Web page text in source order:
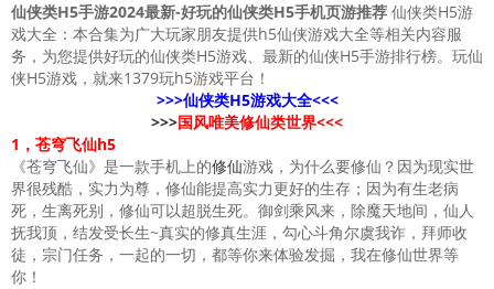
仙侠类H5手游2024最新-好玩的仙侠类H5手机页游推荐 仙侠类H5游
戏大全：本合集为广大玩家朋友提供h5仙侠游戏大全等相关内容服
务，为您提供好玩的仙侠类H5游戏、最新的仙侠H5手游排行榜。玩仙
侠H5游戏，就来1379玩h5游戏平台！
>>>仙侠类H5游戏大全<<<
>>>国风唯美修仙类世界<<<
1， 苍穹飞仙h5
《苍穹飞仙》是一款手机上的修仙游戏，为什么要修仙？因为现实世
界很残酷，实力为尊，修仙能提高实力更好的生存；因为有生老病
死，生离死别，修仙可以超脱生死。御剑乘风来，除魔天地间，仙人
抚我顶，结发受长生~真实的修真生涯，勾心斗角尔虞我诈，拜师收
徒，宗门任务，一起的一切，都等你来体验发掘，我在修仙世界等
你！